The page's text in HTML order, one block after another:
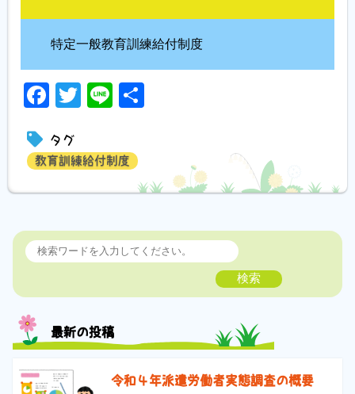
特定一般教育訓練給付制度
Facebook
Twitter
Line
タグ
教育訓練給付制度
検索
最新の投稿
令和４年派遣労働者実態調査の概要